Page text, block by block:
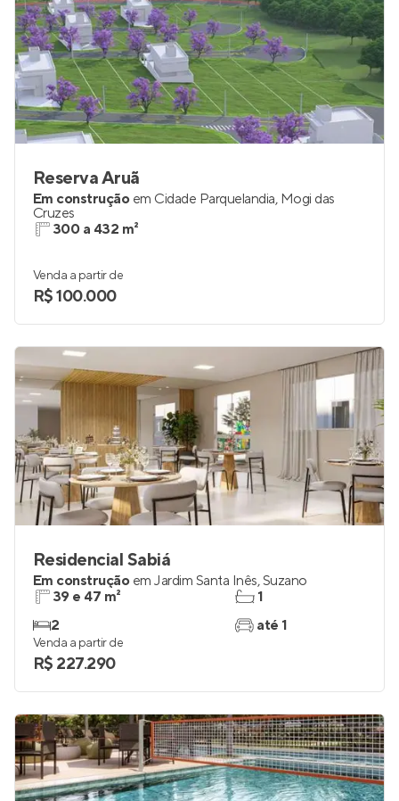
Reserva Aruã
Em construção em Cidade Parquelandia, Mogi das
Cruzes
300 a 432 m²
Venda a partir de
R$ 100.000
Residencial Sabiá
Em construção em Jardim Santa Inês,Suzano
39 e 47 m²
2
1
até 1
Venda a partir de
R$ 227.290